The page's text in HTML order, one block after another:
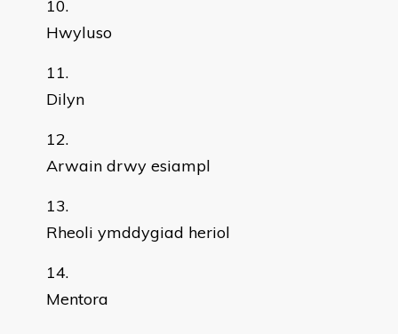
Hwyluso
Dilyn
Arwain drwy esiampl
Rheoli ymddygiad heriol
Mentora